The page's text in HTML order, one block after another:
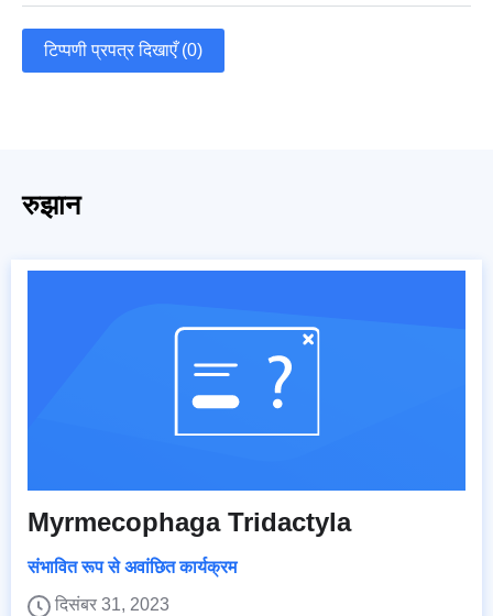
टिप्पणी प्रपत्र दिखाएँ (0)
रुझान
Myrmecophaga Tridactyla
संभावित रूप से अवांछित कार्यक्रम
दिसंबर 31, 2023